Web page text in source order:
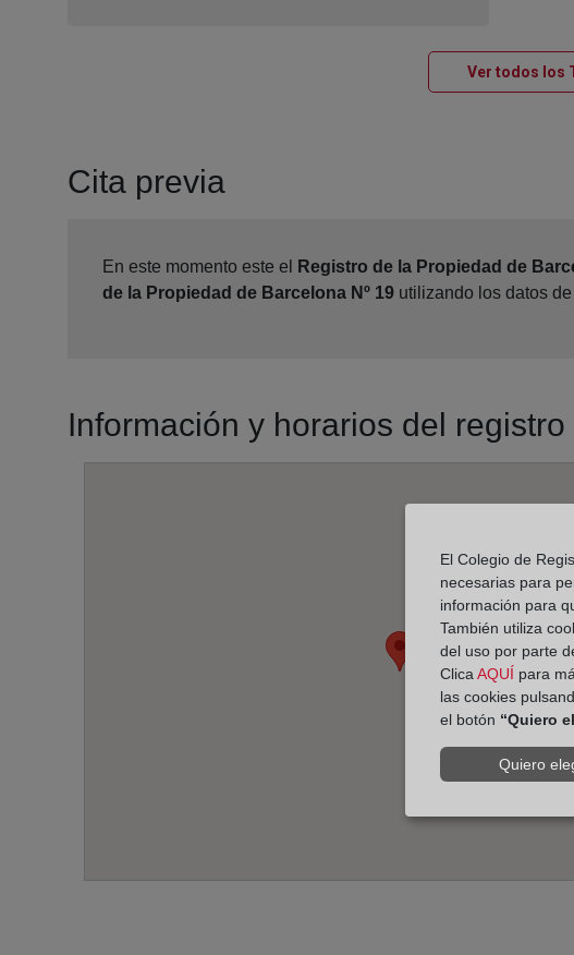
Ver todos los
Cita previa
En este momento este el Registro de la Propiedad de
de la Propiedad de Barcelona Nº 19 utilizando los datos
Información y horarios del
El Colegio de
necesarias para
información para
También utiliza
del uso por parte
ClicaAQUÍ para
las cookies
el botón “Quiero
Quiero